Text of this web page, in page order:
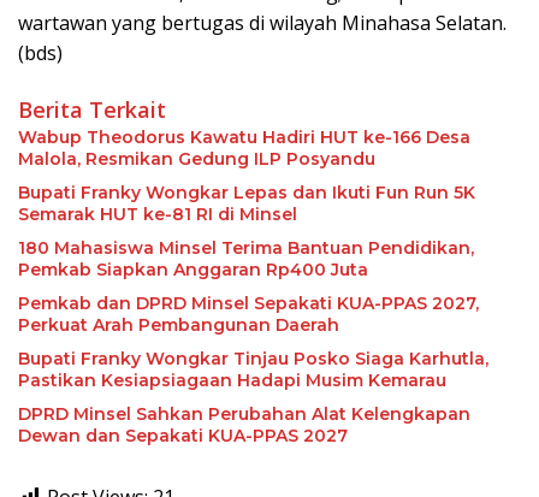
wartawan yang bertugas di wilayah Minahasa Selatan.
(bds)
Berita Terkait
Wabup Theodorus Kawatu Hadiri HUT ke-166 Desa
Malola, Resmikan Gedung ILP Posyandu
Bupati Franky Wongkar Lepas dan Ikuti Fun Run 5K
Semarak HUT ke-81 RI di Minsel
180 Mahasiswa Minsel Terima Bantuan Pendidikan,
Pemkab Siapkan Anggaran Rp400 Juta
Pemkab dan DPRD Minsel Sepakati KUA-PPAS 2027,
Perkuat Arah Pembangunan Daerah
Bupati Franky Wongkar Tinjau Posko Siaga Karhutla,
Pastikan Kesiapsiagaan Hadapi Musim Kemarau
DPRD Minsel Sahkan Perubahan Alat Kelengkapan
Dewan dan Sepakati KUA-PPAS 2027